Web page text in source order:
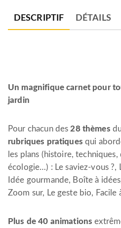
DESCRIPTIF DÉTAILS
Un magnifique carnet pour
jardin
Pour chacun des 28 thèmes
rubriques pratiques qui
les plans (histoire, techniques,
écologie…) : Le saviez-vous ?,
Idée gourmande, Boîte à
Zoom sur, Le geste bio, Facile
Plus de 40 animations